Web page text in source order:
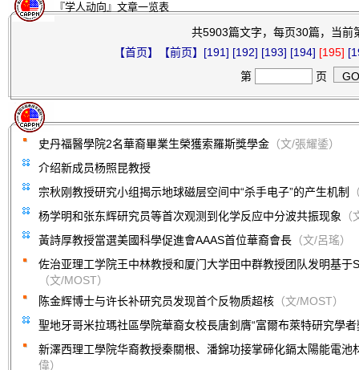
『学人动向』文章一览表
共5903篇文字，每页30篇，当前
【首页】
【前页】 [191] [192] [193] [194] [195]
第
页
史丹福醫學院2名華裔畢業生榮獲索羅斯獎學金 （文/張耀鋈）
介绍新成员杨照昆教授
宗秋刚教授研究小组揭示地球磁层空间中“杀手电子”的产生机制
杨学明和张东辉研究员等首次观测到化学反应中分波共振现象
黃詩厚教授當選美國科學促進會AAAS首位華裔會長 （文/呂瑤）
佐治亚理工学院王中林教授和厦门大学田中群教授团队发明基于
（文/MOST）
陈金辉博士与许长补研究员发现首个反物质超核 （文/MOST）
聖地牙哥米拉瑪社區學院華裔女校長唐釗膺“富爾布萊特研究學者
新澤西理工學院华裔教授秦關根、潘錦功接掌碲化鎘太陽能電池
偉）